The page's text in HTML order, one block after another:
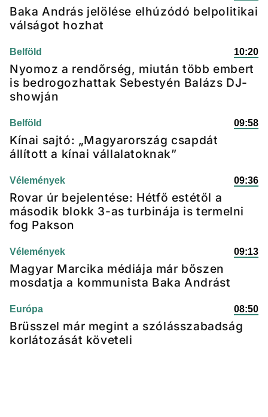
Baka András jelölése elhúzódó belpolitikai
válságot hozhat
Belföld 10:20
Nyomoz a rendőrség, miután több embert
is bedrogozhattak Sebestyén Balázs DJ-
showján
Belföld 09:58
Kínai sajtó: „Magyarország csapdát
állított a kínai vállalatoknak”
Vélemények 09:36
Rovar úr bejelentése: Hétfő estétől a
második blokk 3-as turbinája is termelni
fog Pakson
Vélemények 09:13
Magyar Marcika médiája már bőszen
mosdatja a kommunista Baka Andrást
Európa 08:50
Brüsszel már megint a szólásszabadság
korlátozását követeli